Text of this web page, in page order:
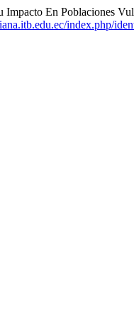
Impacto En Poblaciones
index.php/